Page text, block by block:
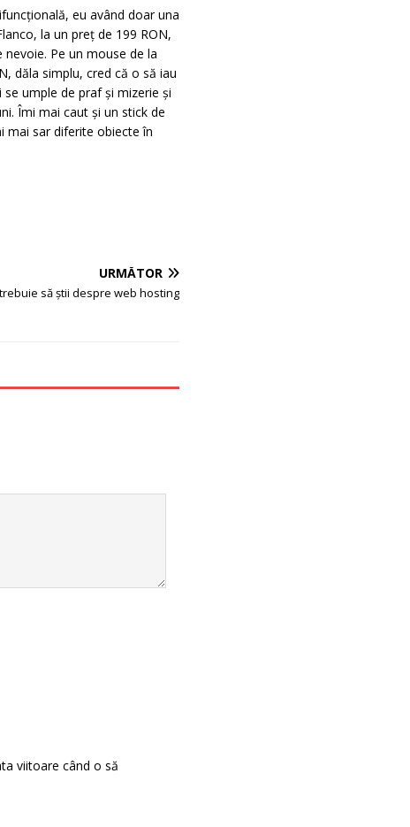
eu având doar una
la un preț de 199 RON,
nevoie. Pe un mouse de la
dăla simplu, cred că o să iau
umple de praf și mizerie și
Îmi mai caut și un stick de
mai sar diferite obiecte în
URMĂTOR
să știi despre web hosting
viitoare când o să